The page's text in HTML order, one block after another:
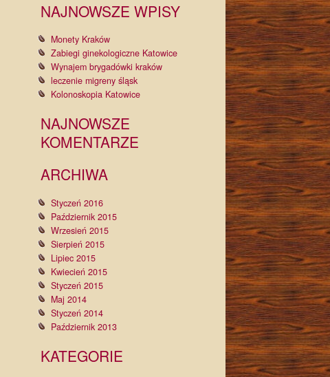
NAJNOWSZE WPISY
Monety Kraków
Zabiegi ginekologiczne Katowice
Wynajem brygadówki kraków
leczenie migreny śląsk
Kolonoskopia Katowice
NAJNOWSZE
KOMENTARZE
ARCHIWA
Styczeń 2016
Październik 2015
Wrzesień 2015
Sierpień 2015
Lipiec 2015
Kwiecień 2015
Styczeń 2015
Maj 2014
Styczeń 2014
Październik 2013
KATEGORIE